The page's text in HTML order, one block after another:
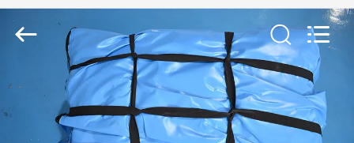
家
Copyright
Factory.
Reserved.